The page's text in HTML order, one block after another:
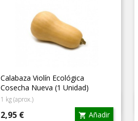
Calabaza Violín Ecológica
Cosecha Nueva (1 Unidad)
1 kg (aprox.)
Precio
2,95 €  Añadir
